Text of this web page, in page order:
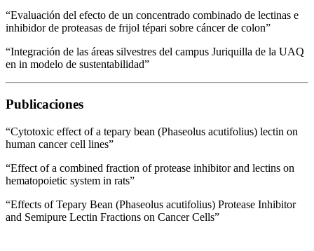
“Evaluación del efecto de un concentrado combinado de lectinas e
inhibidor de proteasas de frijol tépari sobre cáncer de colon”
“Integración de las áreas silvestres del campus Juriquilla de la UAQ
en in modelo de sustentabilidad”
Publicaciones
“Cytotoxic effect of a tepary bean (Phaseolus acutifolius) lectin on
human cancer cell lines”
“Effect of a combined fraction of protease inhibitor and lectins on
hematopoietic system in rats”
“Effects of Tepary Bean (Phaseolus acutifolius) Protease Inhibitor
and Semipure Lectin Fractions on Cancer Cells”